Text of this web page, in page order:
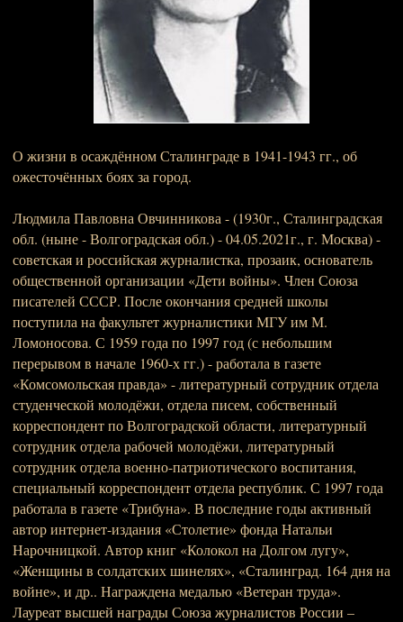
О жизни в осаждённом Сталинграде в 1941-1943 гг., об
ожесточённых боях за город.
Людмила Павловна Овчинникова - (1930г., Сталинградская
обл. (ныне - Волгоградская обл.) - 04.05.2021г., г. Москва) -
советская и российская журналистка, прозаик, основатель
общественной организации «Дети войны». Член Союза
писателей СССР. После окончания средней школы
поступила на факультет журналистики МГУ им М.
Ломоносова. С 1959 года по 1997 год (с небольшим
перерывом в начале 1960-х гг.) - работала в газете
«Комсомольская правда» - литературный сотрудник отдела
студенческой молодёжи, отдела писем, собственный
корреспондент по Волгоградской области, литературный
сотрудник отдела рабочей молодёжи, литературный
сотрудник отдела военно-патриотического воспитания,
специальный корреспондент отдела республик. С 1997 года
работала в газете «Трибуна». В последние годы активный
автор интернет-издания «Столетие» фонда Натальи
Нарочницкой. Автор книг «Колокол на Долгом лугу»,
«Женщины в солдатских шинелях», «Сталинград. 164 дня на
войне», и др.. Награждена медалью «Ветеран труда».
Лауреат высшей награды Союза журналистов России –